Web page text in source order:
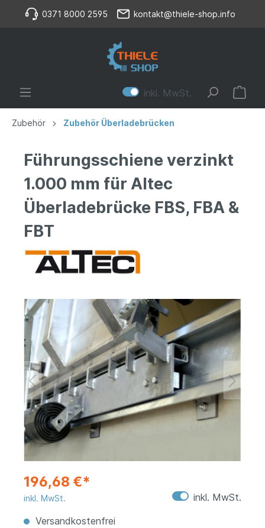
0371 8000 2595 kontakt@thiele-shop.info
inkl. MwSt.
Zubehör Zubehör Überladebrücken
Führungsschiene verzinkt
1.000 mm für Altec
Überladebrücke FBS, FBA &
FBT
196,68 €*
inkl. MwSt.
inkl. MwSt.
Versandkostenfrei